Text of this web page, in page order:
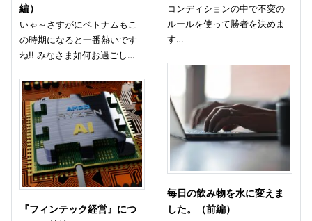
編）
いゃ～さすがにベトナムもこ
の時期になると一番熱いです
ね!! みなさま如何お過ごし…
『フィンテック経営』につ
コンディションの中で不変の
ルールを使って勝者を決めま
す…
毎日の飲み物を水に変えま
した。（前編）